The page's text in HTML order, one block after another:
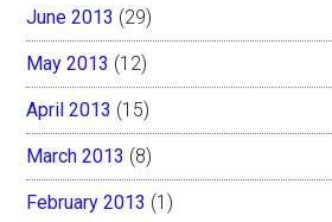
June 2013 (29)
May 2013 (12)
April 2013 (15)
March 2013 (8)
February 2013 (1)